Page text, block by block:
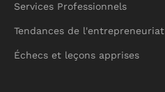
Services Professionnels
Tendances de l'entrepreneuriat
Échecs et leçons apprises